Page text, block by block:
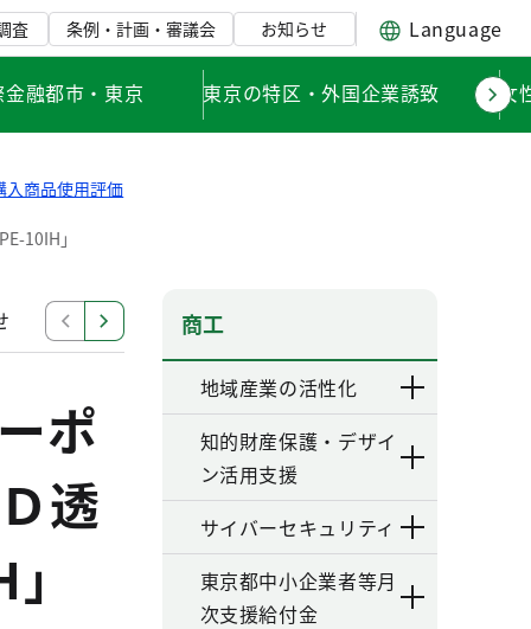
査 条例・計画・審議会 お知らせ Language
融都市・東京 東京の特区・外国企業誘致 女
入商品使用評価
10IH」
購入商品使用評価
ポ
透
商工
地域産業の活性化
知的財産保護・デザイ
ン活用支援
サイバーセキュリティ
東京都中小企業者等月
次支援給付金